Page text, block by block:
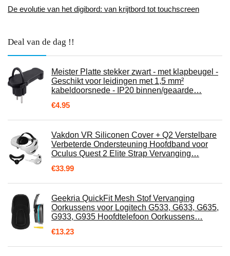
De evolutie van het digibord: van krijtbord tot touchscreen
Deal van de dag !!
Meister Platte stekker zwart - met klapbeugel -
Geschikt voor leidingen met 1,5 mm²
kabeldoorsnede - IP20 binnen/geaarde…
€4.95
Vakdon VR Siliconen Cover + Q2 Verstelbare
Verbeterde Ondersteuning Hoofdband voor
Oculus Quest 2 Elite Strap Vervanging…
€33.99
Geekria QuickFit Mesh Stof Vervanging
Oorkussens voor Logitech G533, G633, G635,
G933, G935 Hoofdtelefoon Oorkussens…
€13.23